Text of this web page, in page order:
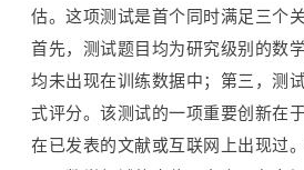
估。这项测试是首个同时满足三个
首先，测试题目均为研究级别的数
均未出现在训练数据中；第三，测
式评分。该测试的一项重要创新在
在已发表的文献或互联网上出现过